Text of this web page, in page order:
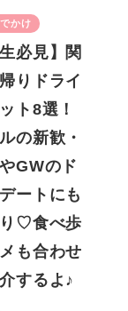
かけ
生必見】関
りドライ
ト8選！
の新歓・
GWのド
ートにも
♡食べ歩
も合わせ
するよ♪